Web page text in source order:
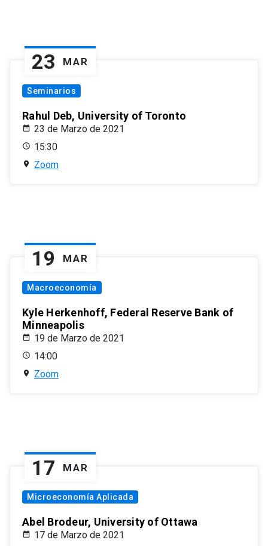
23 MAR
Seminarios
Rahul Deb, University of Toronto
23 de Marzo de 2021
15:30
Zoom
19 MAR
Macroeconomía
Kyle Herkenhoff, Federal Reserve Bank of
Minneapolis
19 de Marzo de 2021
14:00
Zoom
17 MAR
Microeconomía Aplicada
Abel Brodeur, University of Ottawa
17 de Marzo de 2021